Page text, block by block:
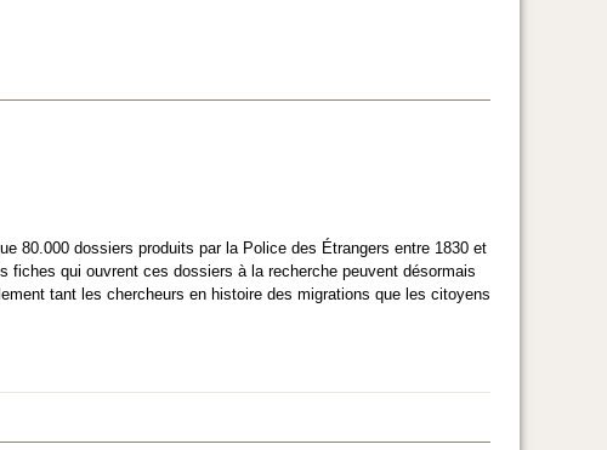
80.000 dossiers produits par la Police des Étrangers entre 1830 et
fiches qui ouvrent ces dossiers à la recherche peuvent désormais
tant les chercheurs en histoire des migrations que les citoyens